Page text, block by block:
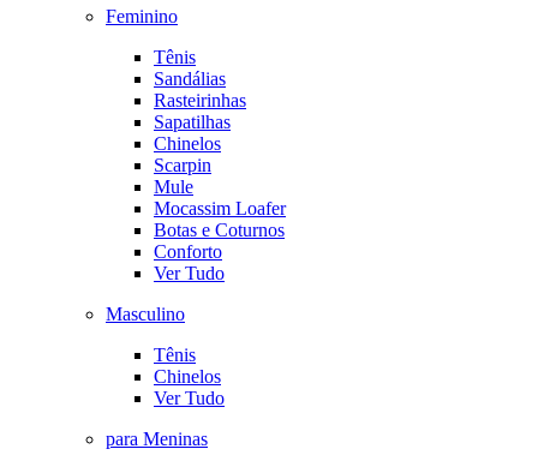
Feminino
Tênis
Sandálias
Rasteirinhas
Sapatilhas
Chinelos
Scarpin
Mule
Mocassim Loafer
Botas e Coturnos
Conforto
Ver Tudo
Masculino
Tênis
Chinelos
Ver Tudo
para Meninas